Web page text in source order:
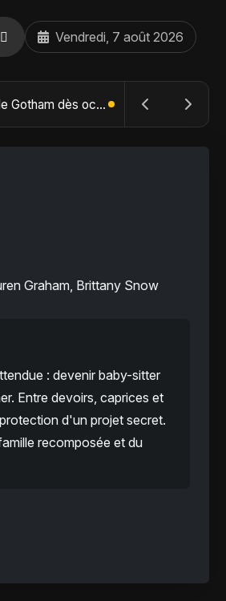
Vendredi, 7 août 2026
The Batman : Part II – Robert Pattinson replonge dans les ténèbres de Gotham dès octobre 2027
Graham, Brittany Snow
: devenir baby-sitter
Entre devoirs, caprices et
d'un projet secret.
recomposée et du